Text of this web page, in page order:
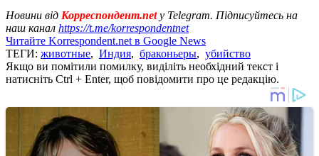
Новини від Корреспондент.netу Telegram. Підписуйтесь на
наш канал https://t.me/korrespondentnet
Читайте Korrespondent.net в Google News
ТЕГИ: животные, Индия, браконьеры, убийство
Якщо ви помітили помилку, виділіть необхідний текст і
натисніть Ctrl + Enter, щоб повідомити про це редакцію.